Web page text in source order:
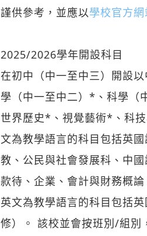
謹供參考，並應以學校官方網
2025/2026學年開設科目
在初中（中一至中三）開設
學（中一至中二）*、科學（
世界歷史*、視覺藝術*、科
文為教學語言的科目包括英
教、公民與社會發展科、中
款待、企業、會計與財務概
英文為教學語言的科目包括
修）。 該校並會按班別/組別